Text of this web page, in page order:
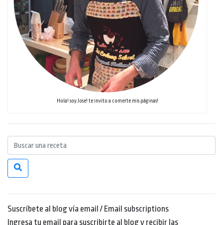
Hola! soy Jose! te invito a comerte mis páginas!
Suscríbete al blog vía email / Email subscriptions
Ingresa tu email para suscribirte al blog y recibir las